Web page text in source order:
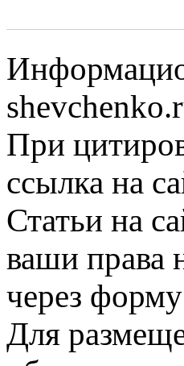
При
ссылка на
Статьи на
ваши права
через
Для